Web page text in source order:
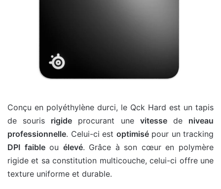
Conçu en polyéthylène durci, le Qck Hard est un tapis
de souris rigide procurant une vitessede niveau
professionnelle. Celui-ci est optimisépour un tracking
DPI faibleou élevé. Grâce à son cœur en polymère
rigide et sa constitution multicouche, celui-ci offre une
texture uniforme et durable.